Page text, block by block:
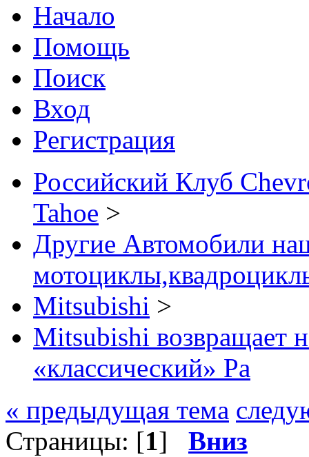
Начало
Помощь
Поиск
Вход
Регистрация
Российский Клуб
Tahoe >
Другие Автомобили
Mitsubishi >
Mitsubishi возвращает
«классический» Pa
« предыдущая тема
Страницы: [1] Вниз